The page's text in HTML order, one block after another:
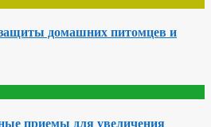
домашних питомцев и
приемы для увеличения